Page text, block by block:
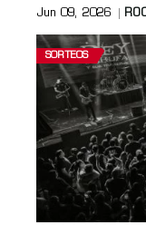
Jun 09, 2026
SORTEOS